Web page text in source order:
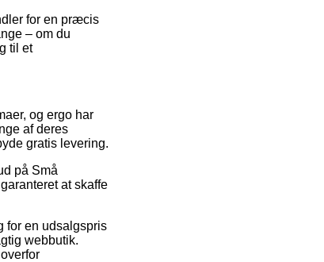
for en præcis
– om du
til et
og ergo har
af deres
gratis levering.
på Små
at skaffe
for en udsalgspris
webbutik.